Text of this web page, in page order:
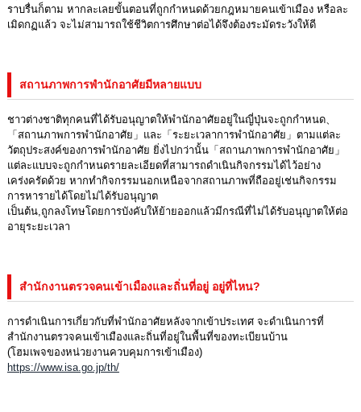
ราบรื่นก็ตาม หากละเลยขั้นตอนที่ถูกกำหนดด้วยกฎหมายคนเข้าเมือง หรือละ
เมิดกฏแล้ว จะไม่สามารถใช้ชีวิตการศึกษาต่อได้จึงต้องระมัดระวังให้ดี
สถานภาพการพำนักอาศัยมีหลายแบบ
ชาวต่างชาติทุกคนที่ได้รับอนุญาตให้พำนักอาศัยอยู่ในญี่ปุ่นจะถูกกำหนด、
「สถานภาพการพำนักอาศัย」และ「ระยะเวลาการพำนักอาศัย」ตามแต่ละ
วัตถุประสงค์ของการพำนักอาศัย ยิ่งไปกว่านั้น「สถานภาพการพำนักอาศัย」
แต่ละแบบจะถูกกำหนดรายละเอียดที่สามารถดำเนินกิจกรรมได้ไว้อย่าง
เคร่งครัดด้วย หากทำกิจกรรมนอกเหนือจากสถานภาพที่ถืออยู่เช่นกิจกรรม
การหารายได้โดยไม่ได้รับอนุญาต
เป็นต้น,ถูกลงโทษโดยการบังคับให้ย้ายออกแล้วมีกรณีที่ไม่ได้รับอนุญาตให้ต่อ
อายุระยะเวลา
สำนักงานตรวจคนเข้าเมืองและถิ่นที่อยู่ อยู่ที่ไหน?
การดำเนินการเกี่ยวกับที่พำนักอาศัยหลังจากเข้าประเทศ จะดำเนินการที่
สำนักงานตรวจคนเข้าเมืองและถิ่นที่อยู่ในพื้นที่ของทะเบียนบ้าน
(โฮมเพจของหน่วยงานควบคุมการเข้าเมือง)
https://www.isa.go.jp/th/